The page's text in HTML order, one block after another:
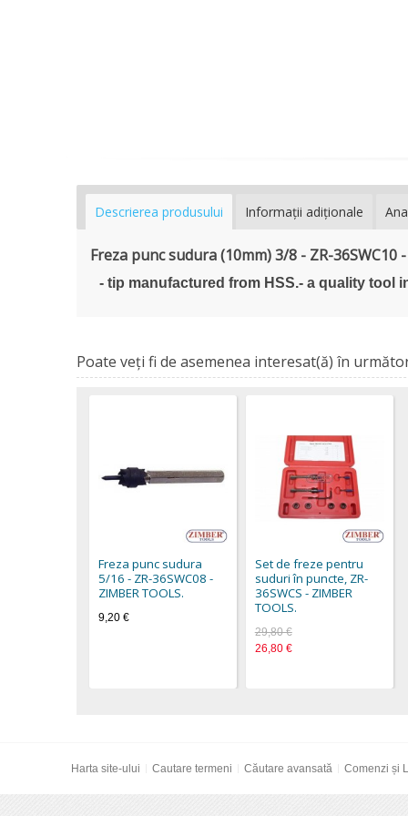
Descrierea produsului Informaţii adiţionale
Freza punc sudura (10mm) 3/8 - ZR-36SWC10
- tip manufactured from HSS.- a quality
Poate veţi fi de asemenea interesat(ă) în
Freza punc sudura
5/16 - ZR-36SWC08 -
ZIMBER TOOLS.
9,20 €
Set de freze pentru
suduri în puncte, ZR-
36SWCS - ZIMBER
TOOLS.
29,80 €
26,80 €
Harta site-ului Cautare termeni Căutare avansată Comenzi și